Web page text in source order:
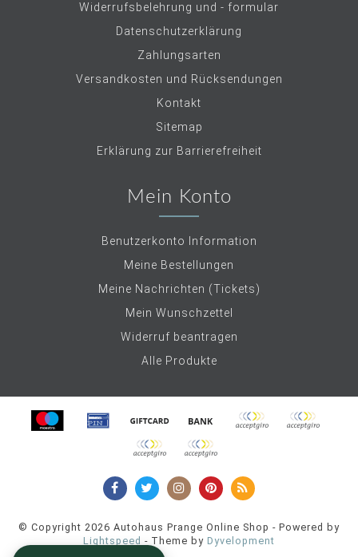
Widerrufsbelehrung und - formular
Datenschutzerklärung
Zahlungsarten
Versandkosten und Rücksendungen
Kontakt
Sitemap
Erklärung zur Barrierefreiheit
Mein Konto
Benutzerkonto Information
Meine Bestellungen
Meine Nachrichten (Tickets)
Mein Wunschzettel
Widerruf beantragen
Alle Produkte
© Copyright 2026 Autohaus Prange Online Shop - Powered by
Lightspeed - Theme by Dyvelopment